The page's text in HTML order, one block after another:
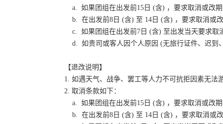
a. 如果团组在出发前15日 (含) ，要求取消或改
b. 在出发前8日 (含) 至 14日 (含) ，要求取消或
c. 如果团组在出发前7日 (含) 至出发当天要求取
d. 如贵司或客人因个人原因 (无旅行证件、迟到
【退改说明】
1. 如遇天气、战争、罢工等人力不可抗拒因素无
2. 取消条款如下：
a. 如果团组在出发前15日 (含) ，要求取消或改
b. 在出发前8日 (含) 至 14日 (含) ，要求取消或